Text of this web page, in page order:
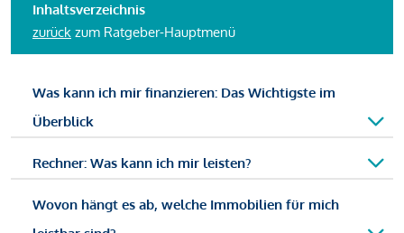
Inhaltsverzeichnis
zurück zum Ratgeber-Hauptmenü
Was kann ich mir finanzieren: Das Wichtigste im
Überblick
Rechner: Was kann ich mir leisten?
Wovon hängt es ab, welche Immobilien für mich